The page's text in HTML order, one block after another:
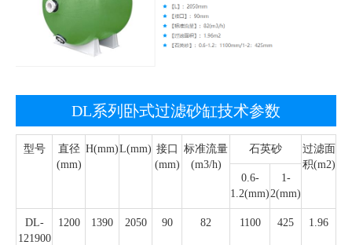
DL系列卧式过滤砂缸技术参数
型号
直径
(mm)
H(mm)L(mm) 接口
(mm)
标准流量
(m3/h)
石英砂
过滤面
积(m2)
0.6-
1.2(mm)
1-
2(mm)
DL-
121900
1200 1390 2050 90 82 1100 425 1.96